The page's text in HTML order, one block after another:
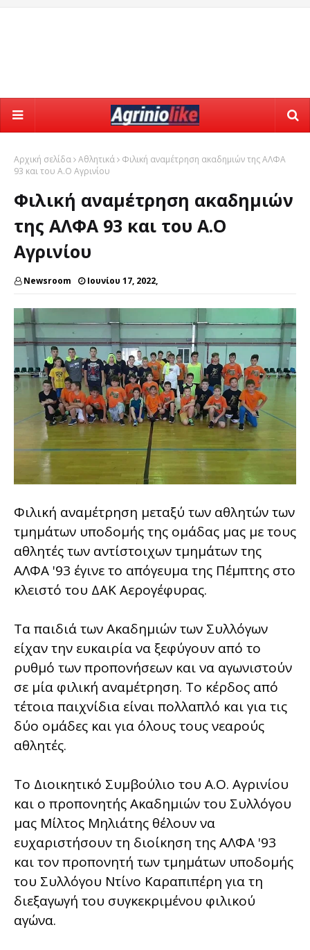
Αρχική σελίδα Αθλητικά
Φιλική αναμέτρηση ακαδημιών της ΑΛΦΑ
93 και του Α.Ο Αγρινίου
Φιλική αναμέτρηση ακαδημιών
της ΑΛΦΑ 93 και του Α.Ο
Αγρινίου
Newsroom Ιουνίου 17, 2022,
Φιλική αναμέτρηση μεταξύ των αθλητών των
τμημάτων υποδομής της ομάδας μας με τους
αθλητές των αντίστοιχων τμημάτων της
ΑΛΦΑ '93 έγινε το απόγευμα της Πέμπτης στο
κλειστό του ΔΑΚ Αερογέφυρας.
Τα παιδιά των Ακαδημιών των Συλλόγων
είχαν την ευκαιρία να ξεφύγουν από το
ρυθμό των προπονήσεων και να αγωνιστούν
σε μία φιλική αναμέτρηση. Το κέρδος από
τέτοια παιχνίδια είναι πολλαπλό και για τις
δύο ομάδες και για όλους τους νεαρούς
αθλητές.
Το Διοικητικό Συμβούλιο του Α.Ο. Αγρινίου
και ο προπονητής Ακαδημιών του Συλλόγου
μας Μίλτος Μηλιάτης θέλουν να
ευχαριστήσουν τη διοίκηση της ΑΛΦΑ '93
και τον προπονητή των τμημάτων υποδομής
του Συλλόγου Ντίνο Καραπιπέρη για τη
διεξαγωγή του συγκεκριμένου φιλικού
αγώνα.